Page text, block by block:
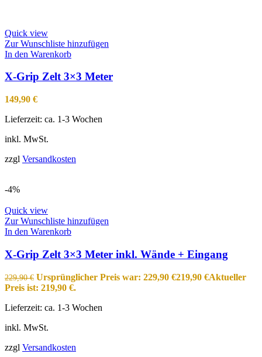
Quick view
Zur Wunschliste hinzufügen
In den Warenkorb
X-Grip Zelt 3×3 Meter
149,90 €
Lieferzeit: ca. 1-3 Wochen
inkl. MwSt.
zzgl Versandkosten
-4%
Quick view
Zur Wunschliste hinzufügen
In den Warenkorb
X-Grip Zelt 3×3 Meter inkl. Wände + Eingang
229,90€ Ursprünglicher Preis war: 229,90 €219,90 €Aktueller
Preis ist: 219,90 €.
Lieferzeit: ca. 1-3 Wochen
inkl. MwSt.
zzgl Versandkosten